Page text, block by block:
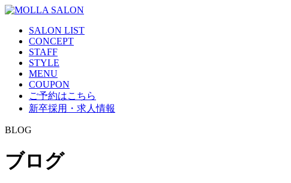
SALON LIST
CONCEPT
STAFF
STYLE
MENU
COUPON
ご予約はこちら
新卒採用・求人情報
BLOG
ブログ